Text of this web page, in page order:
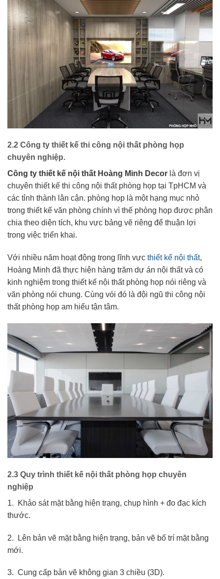
2.2 Công ty thiết kế thi công nội thất phòng họp
chuyên nghiệp.
Công ty thiết kế nội thất Hoàng Minh Decor là đơn vị
chuyên thiết kế thi công nội thất phòng họp tại TpHCM và
các tỉnh thành lân cận. phòng họp là một hạng mục nhỏ
trong thiết kế văn phòng chính vì thế phòng họp được phân
chia theo diện tích, khu vực bảng vẽ riêng để thuận lợi
trong việc triển khai.
Với nhiều năm hoạt động trong lĩnh vực thiết kế nội thất,
Hoàng Minh đã thực hiện hàng trăm dự án nội thất và có
kinh nghiệm trong thiết kế nội thất phòng họp nói riêng và
văn phòng nói chung. Cùng vói đó là đội ngũ thi công nội
thất phòng họp am hiểu tận tâm.
2.3 Quy trình thiết kế nội thất phòng họp chuyên
nghiệp
1. Khảo sát mặt bằng hiện trạng, chụp hình + đo đạc kích
thước.
2. Lên bản vẽ mặt bằng hiện trạng, bản vẽ bố trí mặt bằng
mới.
3. Cung cấp bản vẽ không gian 3 chiều (3D).